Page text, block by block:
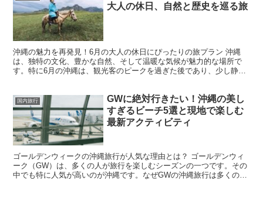
大人の休日、自然と歴史を巡る旅
沖縄の魅力を再発見！6月の大人の休日にぴったりの旅プラン 沖縄
は、独特の文化、豊かな自然、そして温暖な気候が魅力的な場所で
す。特に6月の沖縄は、観光客のピークを過ぎた後であり、少し静か
国内旅行
GWに絶対行きたい！沖縄の美し
すぎるビーチ5選と現地で楽しむ
最新アクティビティ
ゴールデンウィークの沖縄旅行が人気な理由とは？ ゴールデンウィ
ーク（GW）は、多くの人が旅行を楽しむシーズンの一つです。その
中でも特に人気が高いのが沖縄です。なぜGWの沖縄旅行は多くの